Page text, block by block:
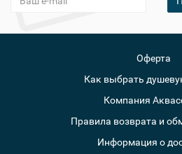
Оферта
Как выбрать
Компания
Правила возврата и
Информация о